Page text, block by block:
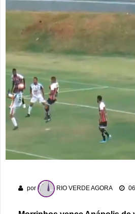
Polícia Militar recupera bicicleta
em flagrante em Montividiu
Menos é Mais faz show gratuito
dos 178 anos da cidade
PM recaptura dois foragidos em
Rio Verde encara o Bom Jesus às
com cara de decisão antecipada
Dois homens são presos
comércio de sucatas em Rio Verde
Ela não quis dizer quem era, mas
Dois motoristas com sinais de
acidente no Setor Pausanes
por RIO VERDE AGORA